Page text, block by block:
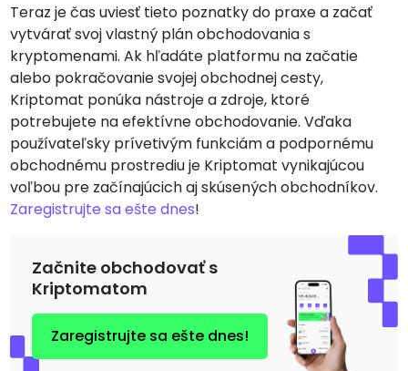
Teraz je čas uviesť tieto poznatky do praxe a začať
vytvárať svoj vlastný plán obchodovania s
kryptomenami. Ak hľadáte platformu na začatie
alebo pokračovanie svojej obchodnej cesty,
Kriptomat ponúka nástroje a zdroje, ktoré
potrebujete na efektívne obchodovanie. Vďaka
používateľsky prívetivým funkciám a podpornému
obchodnému prostrediu je Kriptomat vynikajúcou
voľbou pre začínajúcich aj skúsených obchodníkov.
Zaregistrujte sa ešte dnes!
Začnite obchodovať s
Kriptomatom
Zaregistrujte sa ešte dnes!